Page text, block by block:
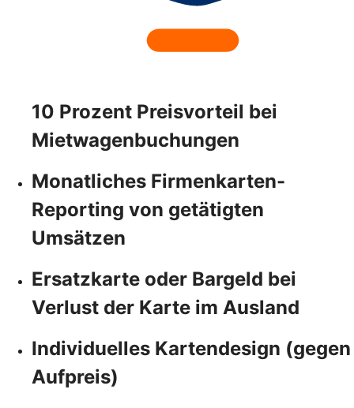
10 Prozent Preisvorteil bei
Mietwagenbuchungen
Monatliches Firmenkarten-
Reporting von getätigten
Umsätzen
Ersatzkarte oder Bargeld bei
Verlust der Karte im Ausland
Individuelles Kartendesign (gegen
Aufpreis)